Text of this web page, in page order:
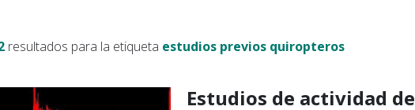
resultados para la etiqueta estudios previos quiropteros
Estudios de actividad de